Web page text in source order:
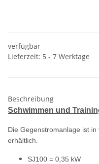
verfügbar
Lieferzeit: 5 - 7 Werktage
Beschreibung
Schwimmen und
Die Gegenstromanlage ist
erhältlich.
SJ100 = 0,35 kW